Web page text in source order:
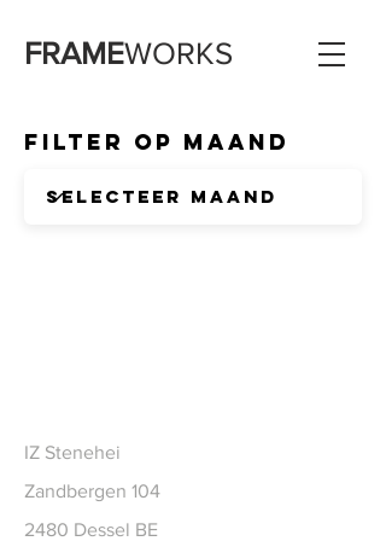
FRAMEWORKS
Filter op Maand
IZ Stenehei
Zandbergen 104
2480 Dessel BE